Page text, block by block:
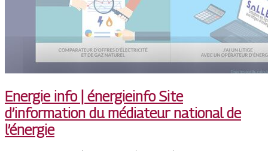
Energie info | énergieinfo Site
d’information du médiateur national de
l’énergie